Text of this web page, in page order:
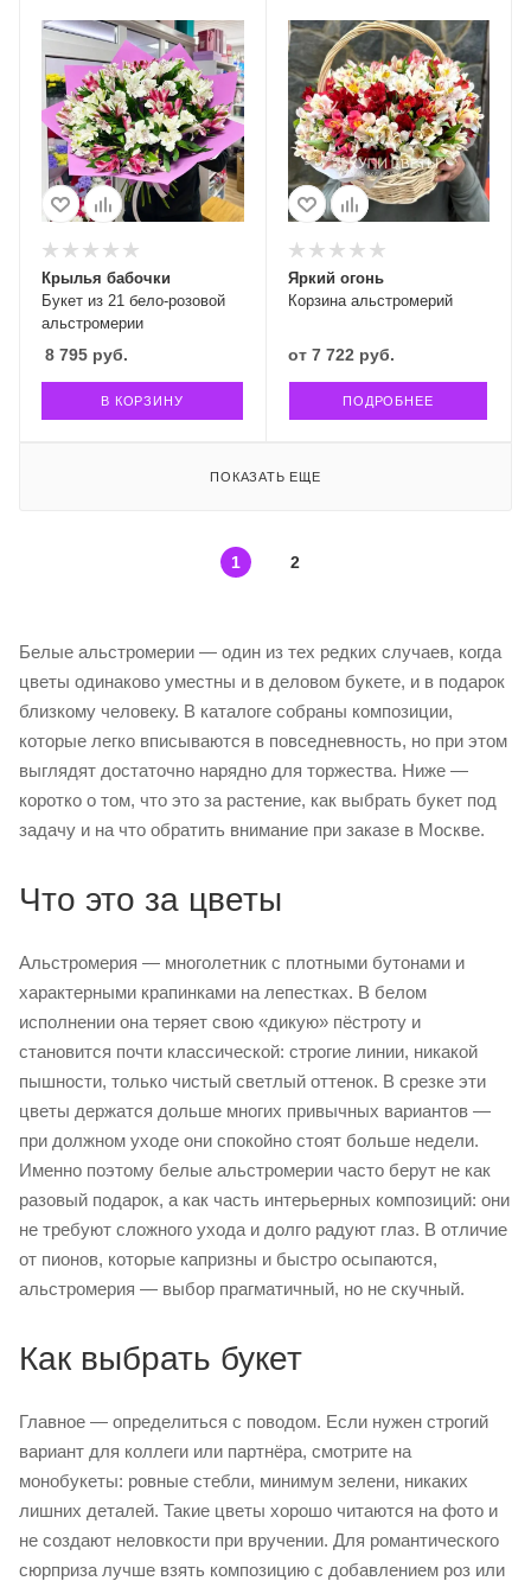
Букет из 21 бело-розовой
альстромерии
Крылья бабочки
8 795 руб.
В КОРЗИНУ
Корзина альстромерий
Яркий огонь
от 7 722 руб.
ПОДРОБНЕЕ
ПОКАЗАТЬ ЕЩЕ
1 2
Белые альстромерии — один из тех редких случаев, когда
цветы одинаково уместны и в деловом букете, и в подарок
близкому человеку. В каталоге собраны композиции,
которые легко вписываются в повседневность, но при этом
выглядят достаточно нарядно для торжества. Ниже —
коротко о том, что это за растение, как выбрать букет под
задачу и на что обратить внимание при заказе в Москве.
Что это за цветы
Альстромерия — многолетник с плотными бутонами и
характерными крапинками на лепестках. В белом
исполнении она теряет свою «дикую» пёстроту и
становится почти классической: строгие линии, никакой
пышности, только чистый светлый оттенок. В срезке эти
цветы держатся дольше многих привычных вариантов —
при должном уходе они спокойно стоят больше недели.
Именно поэтому белые альстромерии часто берут не как
разовый подарок, а как часть интерьерных композиций: они
не требуют сложного ухода и долго радуют глаз. В отличие
от пионов, которые капризны и быстро осыпаются,
альстромерия — выбор прагматичный, но не скучный.
Как выбрать букет
Главное — определиться с поводом. Если нужен строгий
вариант для коллеги или партнёра, смотрите на
монобукеты: ровные стебли, минимум зелени, никаких
лишних деталей. Такие цветы хорошо читаются на фото и
не создают неловкости при вручении. Для романтического
сюрприза лучше взять композицию с добавлением роз или